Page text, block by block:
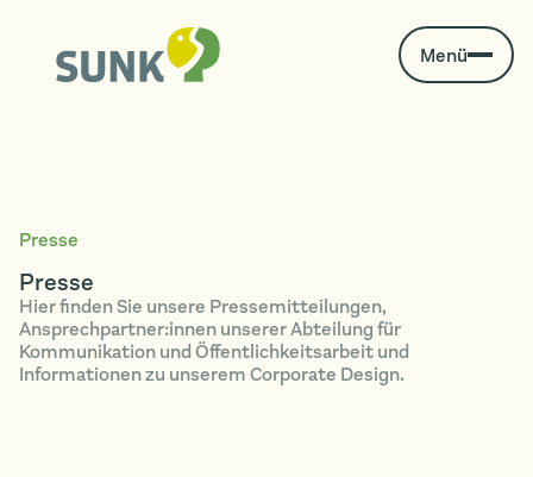
Menü
Presse
Presse
Hier finden Sie unsere Pressemitteilungen,
Ansprechpartner:innen unserer Abteilung für
Kommunikation und Öffentlichkeitsarbeit und
Informationen zu unserem Corporate Design.